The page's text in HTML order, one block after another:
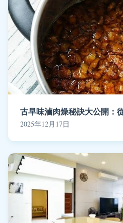
古早味滷肉燥秘訣大公開：
2025年12月17日